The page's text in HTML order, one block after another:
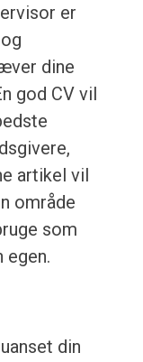
er
dine
god CV vil
artikel vil
område
som
egen.
din